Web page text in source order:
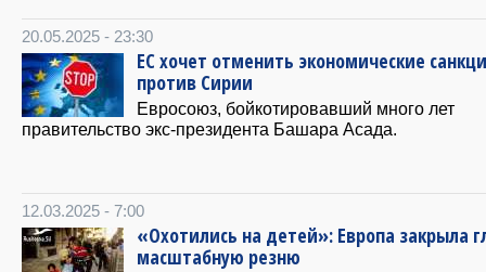
20.05.2025 - 23:30
ЕС хочет отменить экономические
против Сирии
Евросоюз, бойкотировавший много лет
правительство экс-президента Башара Асада.
12.03.2025 - 7:00
«Охотились на детей»: Европа закрыла
масштабную резню